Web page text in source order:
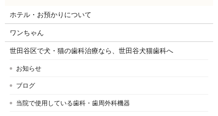
ホテル・お預かりについて
ワンちゃん
世田谷区で犬・猫の歯科治療なら、世田谷犬猫歯科へ
お知らせ
ブログ
当院で使用している歯科・歯周外科機器